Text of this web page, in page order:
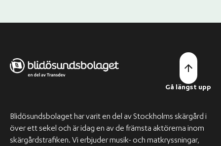
Gå längst upp
Blidösundsbolaget har varit en del av Stockholms skärgård i
över ett sekel och är idag en av de främsta aktörerna inom
skärgårdstrafiken. Vi erbjuder musik- och matkryssningar,